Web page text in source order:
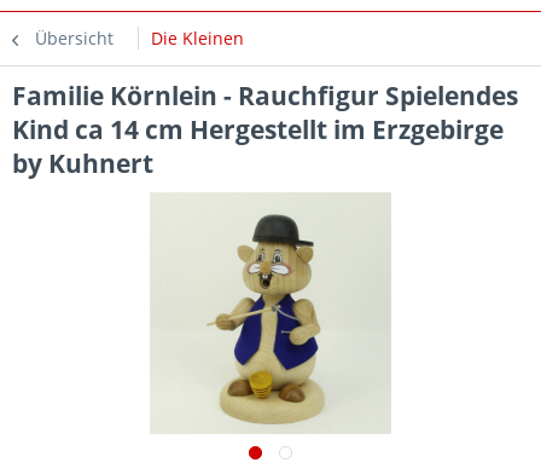
Übersicht Die Kleinen
Familie Körnlein - Rauchfigur Spielendes
Kind ca 14 cm Hergestellt im Erzgebirge
by Kuhnert